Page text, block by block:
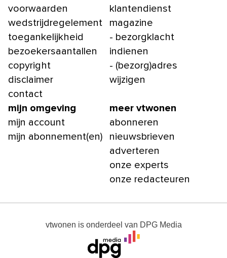
voorwaarden
wedstrijdregelement
toegankelijkheid
bezoekersaantallen
copyright
disclaimer
contact
klantendienst
magazine
- bezorgklacht
indienen
- (bezorg)adres
wijzigen
mijn omgeving
mijn account
mijn abonnement(en)
meer vtwonen
abonneren
nieuwsbrieven
adverteren
onze experts
onze redacteuren
vtwonen is onderdeel van DPG Media